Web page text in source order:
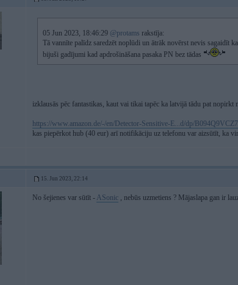
05 Jun 2023, 18:46:29 @protams rakstīja:
Tā vannīte palīdz saredzēt noplūdi un ātrāk novērst nevis sagaidīt
bijuši gadījumi kad apdrošināšana pasaka PN bez tādas
izklausās pēc fantastikas, kaut vai tikai tapēc ka latvijā tādu pat nopirkt
https://www.amazon.de/-/en/Detector-Sensitive-E...d/dp/
kas piepērkot hub (40 eur) arī notifikāciju uz telefonu var aizsūtīt, ka
15. Jun 2023, 22:14
No šejienes var sūtīt - ASonic , nebūs uzmetiens ? Mājaslapa gan ir